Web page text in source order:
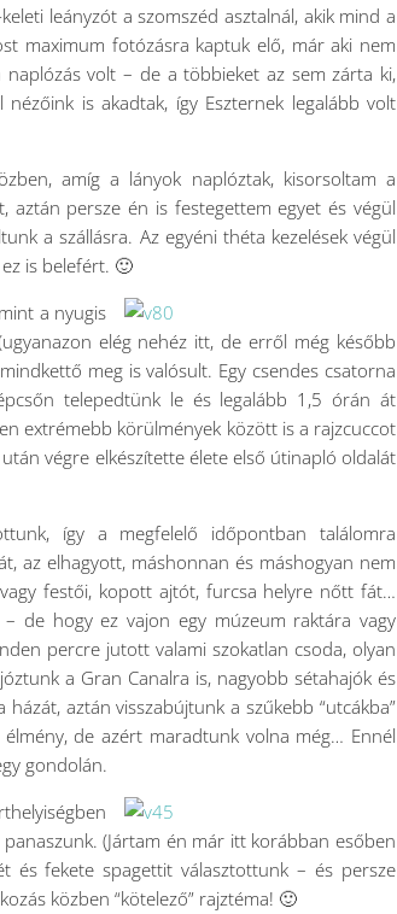
leányzót a szomszéd asztalnál, akik mind a
maximum fotózásra kaptuk elő, már aki nem
volt – de a többieket az sem zárta ki,
is akadtak, így Eszternek legalább volt
amíg a lányok naplóztak, kisorsoltam a
aztán persze én is festegettem egyet és végül
a szállásra. Az egyéni théta kezelések végül
is belefért. 🙂
a nyugis
elég nehéz itt, de erről még később
meg is valósult. Egy csendes csatorna
telepedtünk le és legalább 1,5 órán át
extrémebb körülmények között is a rajzcuccot
végre elkészítette élete első útinapló oldalát
így a megfelelő időpontban találomra
az elhagyott, máshonnan és máshogyan nem
festői, kopott ajtót, furcsa helyre nőtt fát…
de hogy ez vajon egy múzeum raktára vagy
percre jutott valami szokatlan csoda, olyan
a Gran Canalra is, nagyobb sétahajók és
aztán visszabújtunk a szűkebb “utcákba”
de azért maradtunk volna még… Ennél
gondolán.
(Jártam én már itt korábban esőben
és fekete spagettit választottunk – és persze
közben “kötelező” rajztéma! 🙂